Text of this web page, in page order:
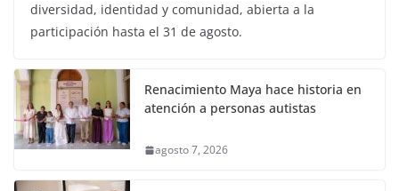
diversidad, identidad y comunidad, abierta a la
participación hasta el 31 de agosto.
Renacimiento Maya hace historia en
atención a personas autistas
agosto 7, 2026